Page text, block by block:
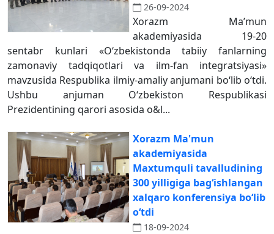
26-09-2024
Xorazm Ma’mun
akademiyasida 19-20
sentabr kunlari «Oʻzbekistonda tabiiy fanlarning
zamonaviy tadqiqotlari va ilm-fan integratsiyasi»
mavzusida Respublika ilmiy-amaliy anjumani bo‘lib o‘tdi.
Ushbu anjuman O‘zbekiston Respublikasi
Prezidentining qarori asosida o&l...
Xorazm Ma'mun
akademiyasida
Maxtumquli tavalludining
300 yilligiga bag‘ishlangan
xalqaro konferensiya bo‘lib
o‘tdi
18-09-2024